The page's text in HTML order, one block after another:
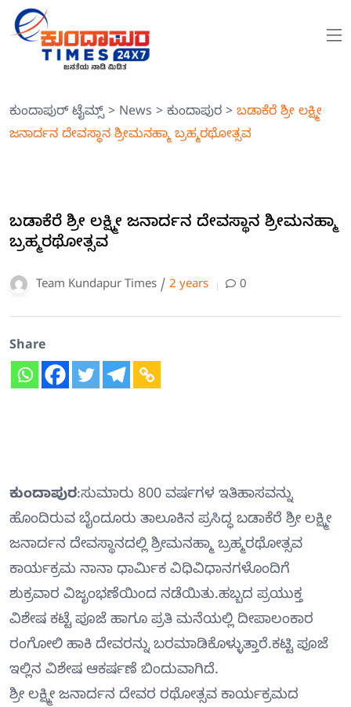
ಕುಂದಾಪುರ್ ಟೈಮ್ಸ್> News > ಕುಂದಾಪುರ > ಬಡಾಕೆರೆ ಶ್ರೀ ಲಕ್ಷ್ಮೀ
ಜನಾರ್ದನ ದೇವಸ್ಥಾನ ಶ್ರೀಮನಹ್ಮಾ ಬ್ರಹ್ಮರಥೋತ್ಸವ
ಬಡಾಕೆರೆ ಶ್ರೀ ಲಕ್ಷ್ಮೀ ಜನಾರ್ದನ ದೇವಸ್ಥಾನ ಶ್ರೀಮನಹ್ಮಾ
ಬ್ರಹ್ಮರಥೋತ್ಸವ
Team Kundapur Times / 2 years 0
Share
ಕುಂದಾಪುರ:ಸುಮಾರು 800 ವರ್ಷಗಳ ಇತಿಹಾಸವನ್ನು
ಹೊಂದಿರುವ ಬೈಂದೂರು ತಾಲೂಕಿನ ಪ್ರಸಿದ್ಧ ಬಡಾಕೆರೆ ಶ್ರೀ ಲಕ್ಷ್ಮೀ
ಜನಾರ್ದನ ದೇವಸ್ಥಾನದಲ್ಲಿ ಶ್ರೀಮನಹ್ಮಾ ಬ್ರಹ್ಮರಥೋತ್ಸವ
ಕಾರ್ಯಕ್ರಮ ನಾನಾ ಧಾರ್ಮಿಕ ವಿಧಿವಿಧಾನಗಳೊಂದಿಗೆ
ಶುಕ್ರವಾರ ವಿಜೃಂಭಣೆಯಿಂದ ನಡೆಯಿತು.ಹಬ್ಬದ ಪ್ರಯುಕ್ತ
ವಿಶೇಷ ಕಟ್ಟೆ ಪೂಜೆ ಹಾಗೂ ಪ್ರತಿ ಮನೆಯಲ್ಲಿ ದೀಪಾಲಂಕಾರ
ರಂಗೋಲಿ ಹಾಕಿ ದೇವರನ್ನು ಬರಮಾಡಿಕೊಳ್ಳುತ್ತಾರೆ.ಕಟ್ಟಿ ಪೂಜೆ
ಇಲ್ಲಿನ ವಿಶೇಷ ಆಕರ್ಷಣೆ ಬಿಂದುವಾಗಿದೆ.
ಶ್ರೀ ಲಕ್ಷ್ಮೀ ಜನಾರ್ದನ ದೇವರ ರಥೋತ್ಸವ ಕಾರ್ಯಕ್ರಮದ